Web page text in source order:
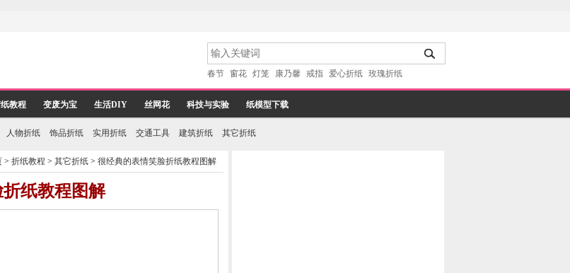
春节 窗花 灯笼 康乃馨 戒指 爱心折纸 玫瑰折纸
教程 变废为宝 生活DIY 丝网花 科技与实验 纸模型下载
人物折纸 饰品折纸 实用折纸 交通工具 建筑折纸 其它折纸
>折纸教程 >其它折纸 >很经典的表情笑脸折纸教程图解
纸教程图解